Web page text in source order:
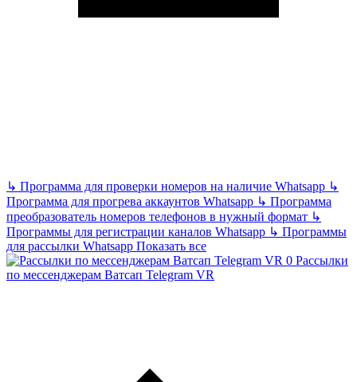
↳ Программа для проверки номеров на наличие Whatsapp ↳
Программа для прогрева аккаунтов Whatsapp ↳ Программа
преобразователь номеров телефонов в нужный формат ↳
Программы для регистрации каналов Whatsapp ↳ Программы
для рассылки Whatsapp Показать все
Рассылки
по мессенджерам Ватсап Telegram VR